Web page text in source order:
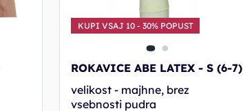
KUPI VSAJ 10 - 30% POPUST
ROKAVICE ABE LATEX - S (6-7)
velikost - majhne, brez
vsebnosti pudra